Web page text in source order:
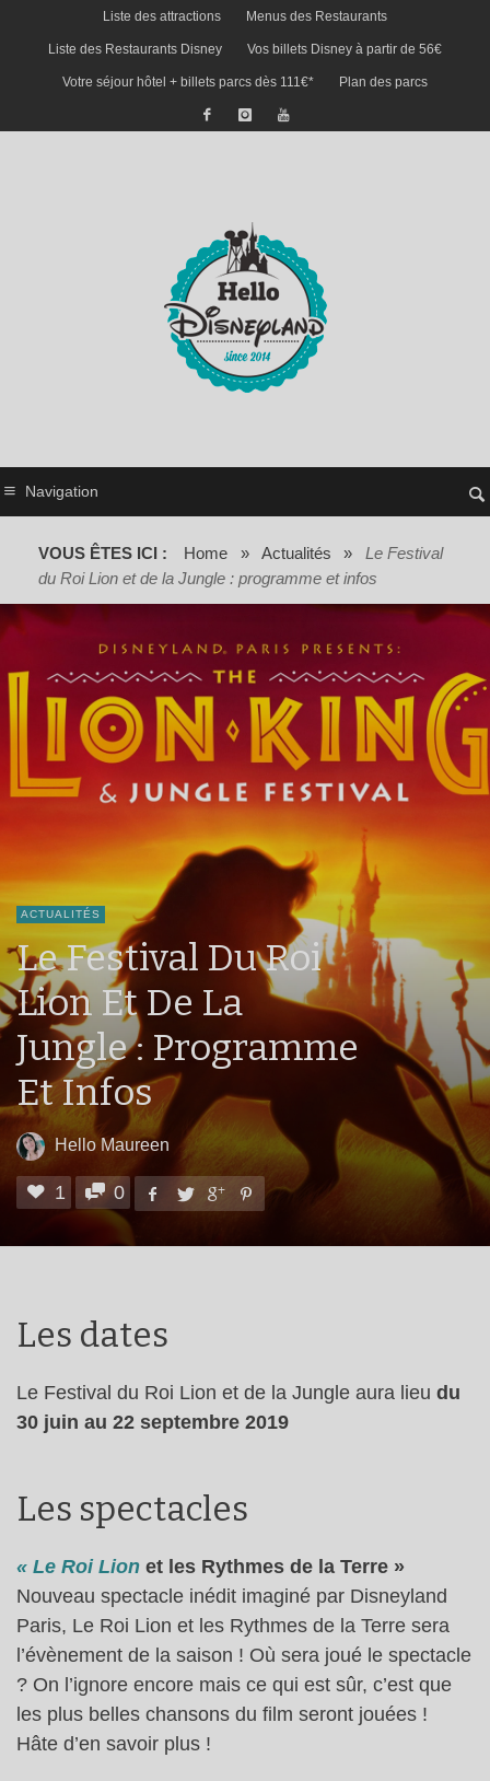
Liste des attractions Menus des Restaurants
Liste des Restaurants Disney Vos billets Disney à partir de 56€
Votre séjour hôtel + billets parcs dès 111€* Plan des parcs
Navigation
VOUS ÊTES ICI : Home » Actualités »
Le Festival
du Roi Lion et de la Jungle : programme et infos
ACTUALITÉS
Le Festival Du Roi
Lion Et De La
Jungle : Programme
Et Infos
Hello Maureen
1 0
Les dates
Le Festival du Roi Lion et de la Jungle aura lieu du
30 juin au 22 septembre 2019
Les spectacles
« Le Roi Lion et les Rythmes de la Terre »
Nouveau spectacle inédit imaginé par Disneyland
Paris, Le Roi Lion et les Rythmes de la Terre sera
l’évènement de la saison ! Où sera joué le spectacle
? On l’ignore encore mais ce qui est sûr, c’est que
les plus belles chansons du film seront jouées !
Hâte d’en savoir plus !